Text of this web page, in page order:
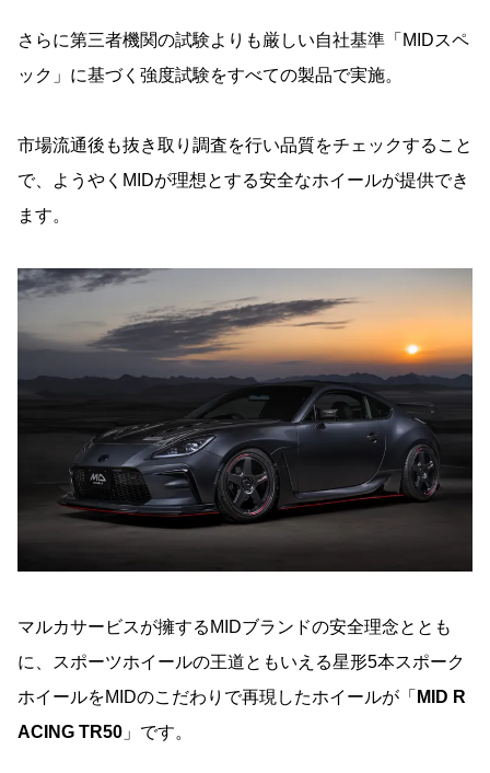
さらに第三者機関の試験よりも厳しい自社基準「MIDスペ
ック」に基づく強度試験をすべての製品で実施。
市場流通後も抜き取り調査を行い品質をチェックすること
で、ようやくMIDが理想とする安全なホイールが提供でき
ます。
マルカサービスが擁するMIDブランドの安全理念ととも
に、スポーツホイールの王道ともいえる星形5本スポーク
ホイールをMIDのこだわりで再現したホイールが「 MID R
ACING TR50 」です。